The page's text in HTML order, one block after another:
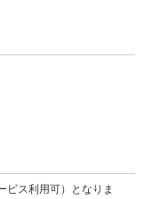
ス利用可）となりま